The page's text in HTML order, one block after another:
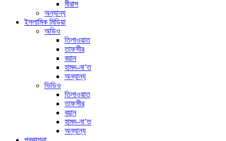
মীরাস
অন্যান্য
ইসলামিক মিডিয়া
অডিও
তিলাওয়াত
তাফসীর
বয়ান
হামদ-না’ত
অন্যান্য
ভিডিও
তিলাওয়াত
তাফসীর
বয়ান
হামদ-না’ত
অন্যান্য